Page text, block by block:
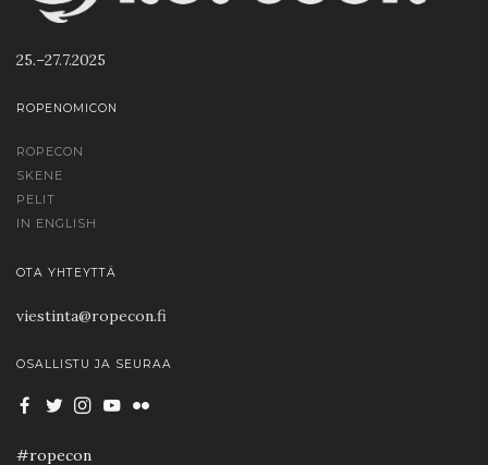
25.–27.7.2025
ROPENOMICON
ROPECON
SKENE
PELIT
IN ENGLISH
OTA YHTEYTTÄ
viestinta@ropecon.fi
OSALLISTU JA SEURAA
#ropecon